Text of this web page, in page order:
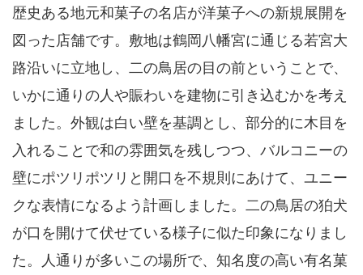
歴史ある地元和菓子の名店が洋菓子への新規展開を
図った店舗です。敷地は鶴岡八幡宮に通じる若宮大
路沿いに立地し、二の鳥居の目の前ということで、
いかに通りの人や賑わいを建物に引き込むかを考え
ました。外観は白い壁を基調とし、部分的に木目を
入れることで和の雰囲気を残しつつ、バルコニーの
壁にポツリポツリと開口を不規則にあけて、ユニー
クな表情になるよう計画しました。二の鳥居の狛犬
が口を開けて伏せている様子に似た印象になりまし
た。人通りが多いこの場所で、知名度の高い有名菓